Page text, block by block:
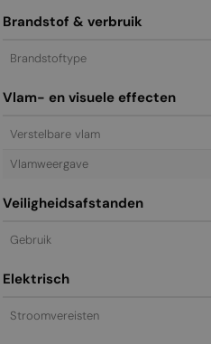
Brandstof & verbruik
Brandstoftype
Vlam- en visuele effecten
Verstelbare vlam
Vlamweergave
Veiligheidsafstanden
Gebruik
Elektrisch
Stroomvereisten